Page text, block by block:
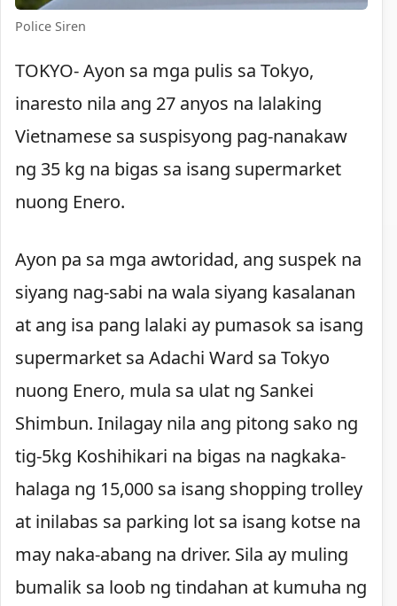
Police Siren
TOKYO- Ayon sa mga pulis sa Tokyo,
inaresto nila ang 27 anyos na lalaking
Vietnamese sa suspisyong pag-nanakaw
ng 35 kg na bigas sa isang supermarket
nuong Enero.
Ayon pa sa mga awtoridad, ang suspek na
siyang nag-sabi na wala siyang kasalanan
at ang isa pang lalaki ay pumasok sa isang
supermarket sa Adachi Ward sa Tokyo
nuong Enero, mula sa ulat ng Sankei
Shimbun. Inilagay nila ang pitong sako ng
tig-5kg Koshihikari na bigas na nagkaka-
halaga ng 15,000 sa isang shopping trolley
at inilabas sa parking lot sa isang kotse na
may naka-abang na driver. Sila ay muling
bumalik sa loob ng tindahan at kumuha ng